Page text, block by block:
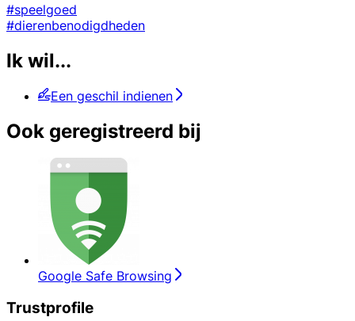
#speelgoed
#dierenbenodigdheden
Ik wil...
Een geschil indienen
Ook geregistreerd bij
Google Safe Browsing
Trustprofile